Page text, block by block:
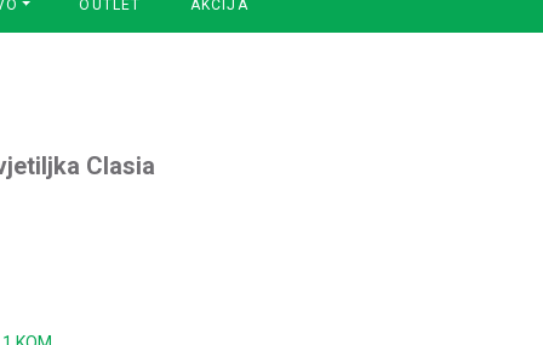
OUTLET AKCIJA
Clasia